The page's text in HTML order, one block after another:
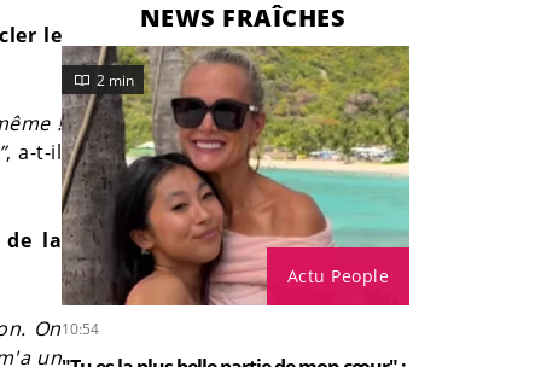
le
!
, a-t-il
de la
On
un
NEWS FRAÎCHES
Actu People
2 min
10:54